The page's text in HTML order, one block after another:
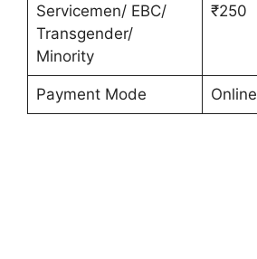
Servicemen/ EBC/
Transgender/
Minority
₹250
Payment Mode Online